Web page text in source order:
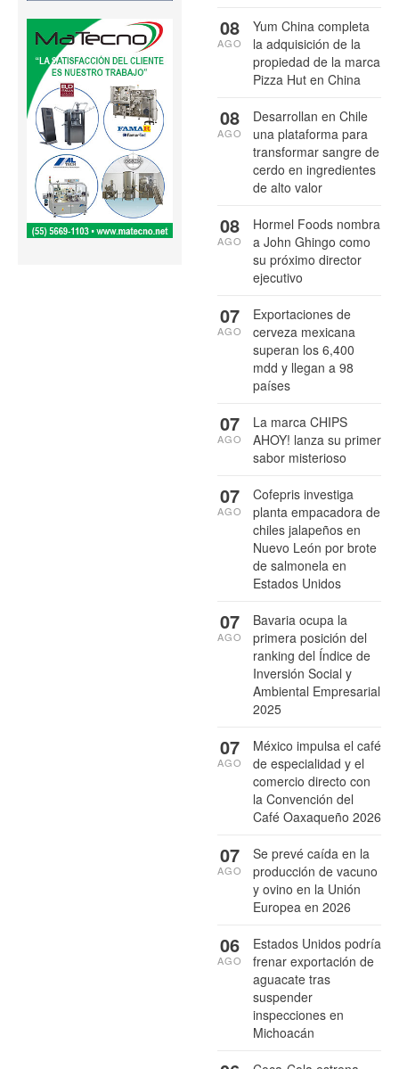
Yum China completa
la adquisición de la
propiedad de la marca
Pizza Hut en China
08
AGO
Desarrollan en Chile
una plataforma para
transformar sangre de
cerdo en ingredientes
de alto valor
08
AGO
Hormel Foods nombra
a John Ghingo como
su próximo director
ejecutivo
08
AGO
Exportaciones de
cerveza mexicana
superan los 6,400
mdd y llegan a 98
países
07
AGO
La marca CHIPS
AHOY! lanza su primer
sabor misterioso
07
AGO
Cofepris investiga
planta empacadora de
chiles jalapeños en
Nuevo León por brote
de salmonela en
Estados Unidos
07
AGO
Bavaria ocupa la
primera posición del
ranking del Índice de
Inversión Social y
Ambiental Empresarial
2025
07
AGO
México impulsa el café
de especialidad y el
comercio directo con
la Convención del
Café Oaxaqueño 2026
07
AGO
Se prevé caída en la
producción de vacuno
y ovino en la Unión
Europea en 2026
07
AGO
Estados Unidos podría
frenar exportación de
aguacate tras
suspender
inspecciones en
Michoacán
06
AGO